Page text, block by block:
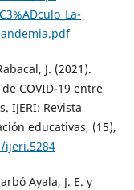
J. (2021).
COVID-19 entre
IJERI: Revista
educativas, (15),
ijeri.5284
Ayala, J. E. y